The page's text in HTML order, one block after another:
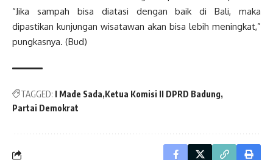
“Jika sampah bisa diatasi dengan baik di Bali, maka
dipastikan kunjungan wisatawan akan bisa lebih meningkat,”
pungkasnya. (Bud)
TAGGED: I Made Sada Ketua Komisi II DPRD Badung
Partai Demokrat